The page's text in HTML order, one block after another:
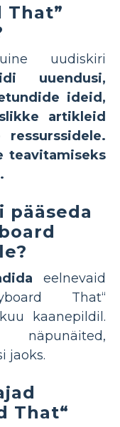
That”
uudiskiri
uuendusi,
ideid,
artikleid
teavitamiseks
pääseda
eelnevaid
That“
kaanepildil.
jaoks.
That“